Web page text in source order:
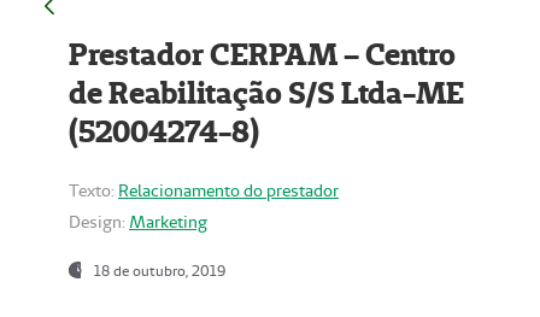
Prestador CERPAM – Centro
de Reabilitação S/S Ltda-ME
(52004274-8)
Texto: Relacionamento do prestador
Design: Marketing
18 de outubro, 2019